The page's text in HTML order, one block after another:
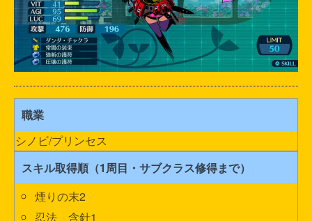
職業
シノビ/プリンセス
スキル取得順（1周目・サブクラス修得まで）
煙りの末2
忍法 含針1